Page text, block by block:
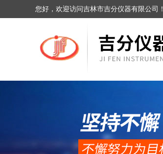
您好，欢迎访问吉林市吉分仪器有限公司！